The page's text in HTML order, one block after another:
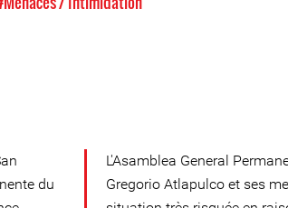
du
L'Asamblea General
Gregorio Atlapulco et ses